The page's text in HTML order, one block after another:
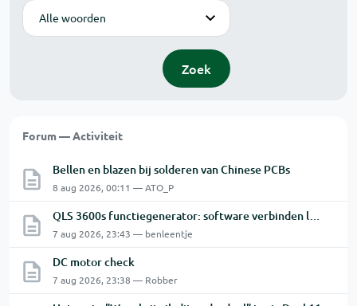
Modus
Zoek
Forum — Activiteit
Bellen en blazen bij solderen van Chinese PCBs
8 aug 2026, 00:11 — ATO_P
QLS 3600s functiegenerator: software verbinden lukt niet.
7 aug 2026, 23:43 — benleentje
DC motor check
7 aug 2026, 23:38 — Robber